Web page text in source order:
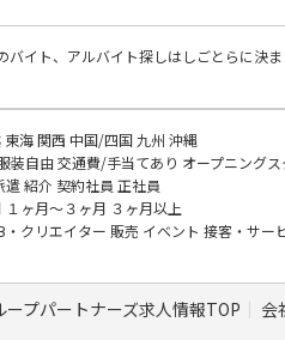
バイト、アルバイト探しはしごとらに決
東海関西 中国/四国九州 沖縄
装自由交通費/手当てあり オープニング
遣紹介 契約社員 正社員
１ヶ月～３ヶ月 ３ヶ月以上
・クリエイター 販売 イベント 接客・サー
ープパートナーズ求人情報TOP 会